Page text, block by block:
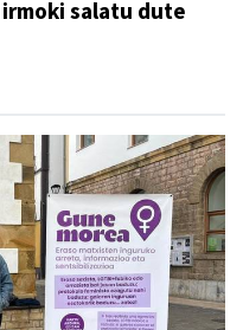
salatu dute